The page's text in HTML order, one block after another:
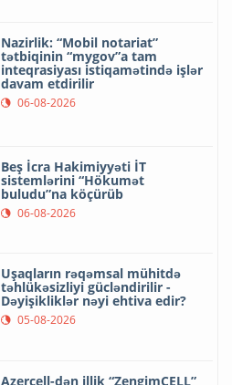
Nazirlik: “Mobil notariat”
tətbiqinin “mygov”a tam
inteqrasiyası istiqamətində işlər
davam etdirilir
06-08-2026
Beş İcra Hakimiyyəti İT
sistemlərini “Hökumət
buludu”na köçürüb
06-08-2026
Uşaqların rəqəmsal mühitdə
təhlükəsizliyi gücləndirilir -
Dəyişikliklər nəyi ehtiva edir?
05-08-2026
Azercell-dən illik “ZengimCELL”